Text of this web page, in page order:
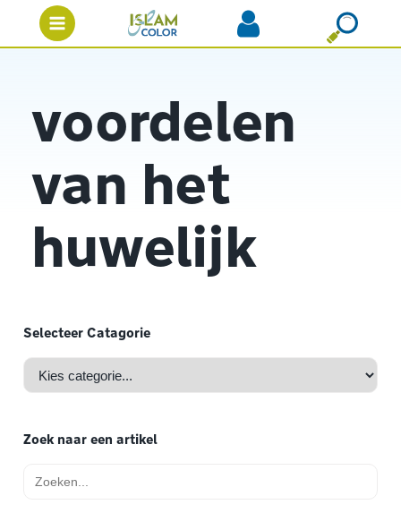
voordelen
van het
huwelijk
Selecteer Catagorie
Zoek naar een artikel
naar: